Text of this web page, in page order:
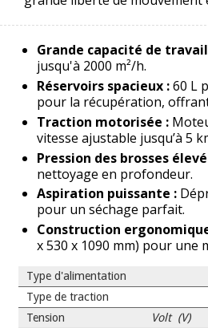
Grande capacité de
jusqu'à 2000 m²/h.
Réservoirs spacieux :60 L
pour la récupération,
Traction motorisée :
vitesse ajustable jusqu’à 5
Pression des brosses
nettoyage en profondeur.
Aspiration puissante :
pour un séchage parfait.
Construction
x 530 x 1090 mm) pour une
Type d'alimentation
Type de traction
Tension
Volt (V)